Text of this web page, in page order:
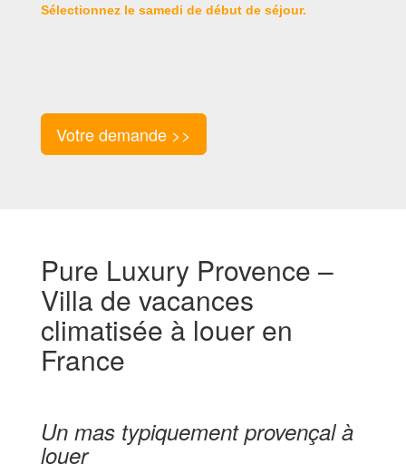
Sélectionnez le samedi de début de séjour.
Votre demande >>
Pure Luxury Provence –
Villa de vacances
climatisée à louer en
France
Un mas typiquement provençal à
louer